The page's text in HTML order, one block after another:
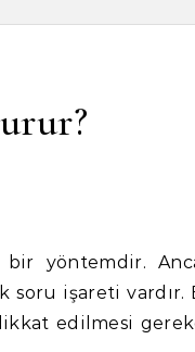
bir yöntemdir.
soru işareti vardır.
edilmesi